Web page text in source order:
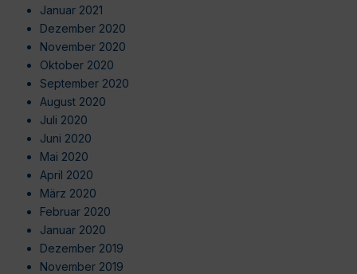
Januar 2021
Dezember 2020
November 2020
Oktober 2020
September 2020
August 2020
Juli 2020
Juni 2020
Mai 2020
April 2020
März 2020
Februar 2020
Januar 2020
Dezember 2019
November 2019